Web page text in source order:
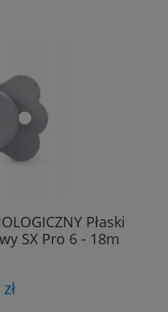
Płaski
SX Pro 6 - 18m